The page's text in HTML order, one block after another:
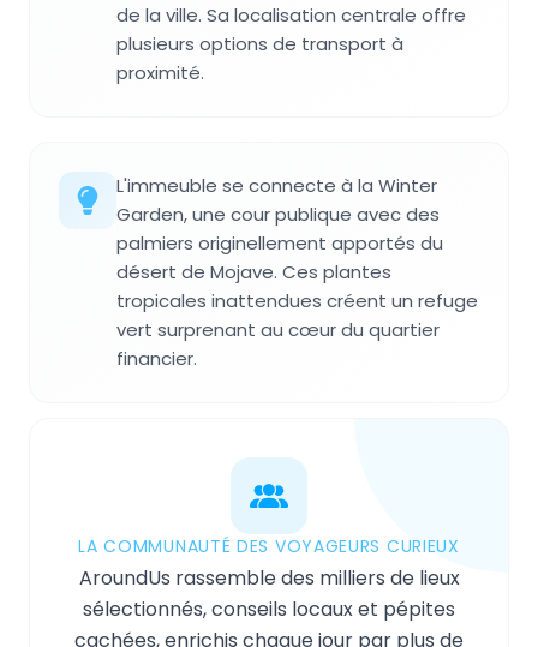
de la ville. Sa localisation centrale offre
plusieurs options de transport à
proximité.
L'immeuble se connecte à la Winter
Garden, une cour publique avec des
palmiers originellement apportés du
désert de Mojave. Ces plantes
tropicales inattendues créent un refuge
vert surprenant au cœur du quartier
financier.
LA COMMUNAUTÉ DES VOYAGEURS CURIEUX
AroundUs rassemble des milliers de lieux
sélectionnés, conseils locaux et pépites
cachées, enrichis chaque jour par plus de